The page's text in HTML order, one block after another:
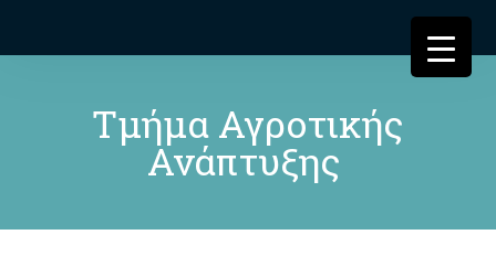
Τμήμα Αγροτικής
Ανάπτυξης